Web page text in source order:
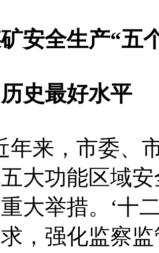
安全生产“五
最好水平
来，市委、市
大功能区域
大举措。‘十
，强化监察